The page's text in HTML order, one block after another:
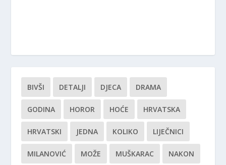
BIVŠI DETALJI DJECA DRAMA
GODINA HOROR HOĆE HRVATSKA
HRVATSKI JEDNA KOLIKO LIJEČNICI
MILANOVIĆ MOŽE MUŠKARAC NAKON